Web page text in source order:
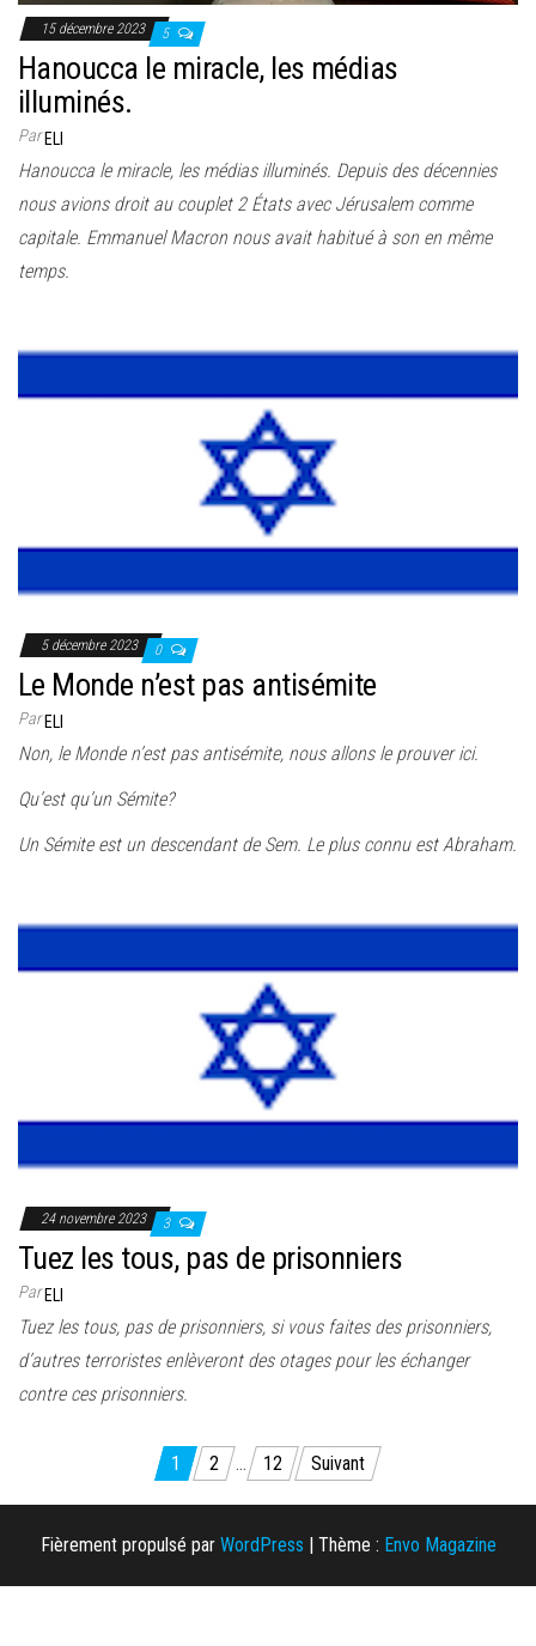
15 décembre 2023 5
Hanoucca le miracle, les médias
illuminés.
ParELI
Hanoucca le miracle, les médias illuminés. Depuis des décennies
nous avions droit au couplet 2 États avec Jérusalem comme
capitale. Emmanuel Macron nous avait habitué à son en même
temps.
5 décembre 2023 0
Le Monde n’est pas antisémite
ParELI
Non, le Monde n’est pas antisémite, nous allons le prouver ici.
Qu’est qu’un Sémite?
Un Sémite est un descendant de Sem. Le plus connu est Abraham.
24 novembre 2023 3
Tuez les tous, pas de prisonniers
ParELI
Tuez les tous, pas de prisonniers, si vous faites des prisonniers,
d’autres terroristes enlèveront des otages pour les échanger
contre ces prisonniers.
Pagination
des
publications
1 2 … 12 Suivant
Fièrement propulsé par WordPress | Thème : Envo Magazine